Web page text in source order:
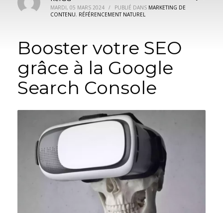
MARDI, 05 MARS 2024 / PUBLIÉ DANS MARKETING DE
CONTENU, RÉFÉRENCEMENT NATUREL
Booster votre SEO
grâce à la Google
Search Console